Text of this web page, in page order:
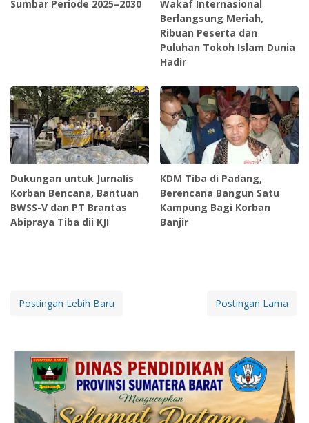
Sumbar Periode 2025–2030
Wakaf Internasional
Berlangsung Meriah,
Ribuan Peserta dan
Puluhan Tokoh Islam Dunia
Hadir
Dukungan untuk Jurnalis
Korban Bencana, Bantuan
BWSS-V dan PT Brantas
Abipraya Tiba dii KJI
KDM Tiba di Padang,
Berencana Bangun Satu
Kampung Bagi Korban
Banjir
Postingan Lebih Baru Postingan Lama